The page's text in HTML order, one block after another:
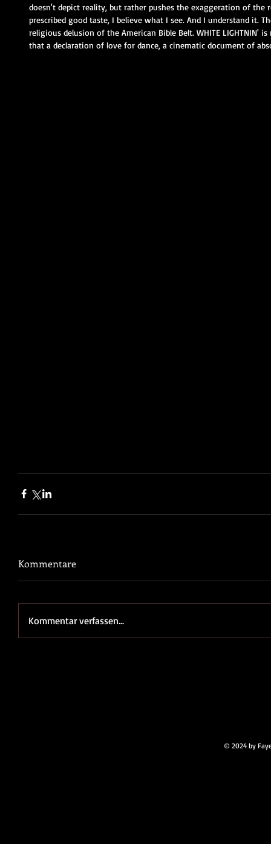
doesn't depict reality, but rather pushes the exaggeration of the
prescribed good taste, I believe what I see. And I understand it.
religious delusion of the American Bible Belt. WHITE LIGHTNIN'
that a declaration of love for dance, a cinematic document of
Kommentare
Kommentar verfassen...
© 2024 by